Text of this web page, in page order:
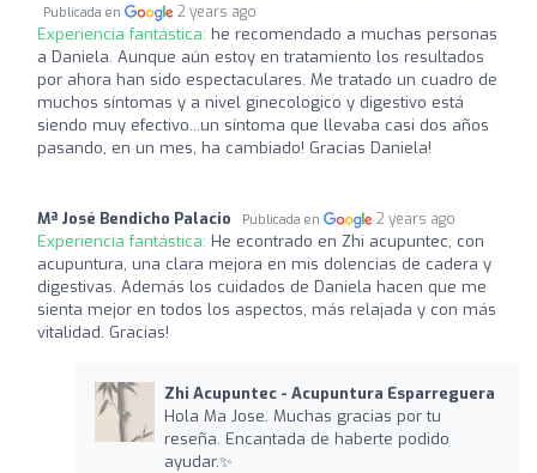
Publicada en 2 years ago
Experiencia fantástica: he recomendado a muchas personas
a Daniela. Aunque aún estoy en tratamiento los resultados
por ahora han sido espectaculares. Me tratado un cuadro de
muchos síntomas y a nivel ginecologico y digestivo está
siendo muy efectivo...un síntoma que llevaba casi dos años
pasando, en un mes, ha cambiado! Gracias Daniela!
Mª José Bendicho Palacio Publicada en 2 years ago
Experiencia fantástica: He econtrado en Zhi acupuntec, con
acupuntura, una clara mejora en mis dolencias de cadera y
digestivas. Además los cuidados de Daniela hacen que me
sienta mejor en todos los aspectos, más relajada y con más
vitalidad. Gracias!
Zhi Acupuntec - Acupuntura Esparreguera
Hola Ma Jose. Muchas gracias por tu
reseña. Encantada de haberte podido
ayudar.✨